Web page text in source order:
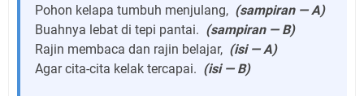
Pohon kelapa tumbuh menjulang, (sampiran — A)
Buahnya lebat di tepi pantai. (sampiran — B)
Rajin membaca dan rajin belajar, (isi — A)
Agar cita-cita kelak tercapai. (isi — B)